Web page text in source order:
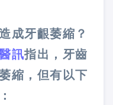
成牙齦萎縮？
訊指出，牙齒
縮，但有以下